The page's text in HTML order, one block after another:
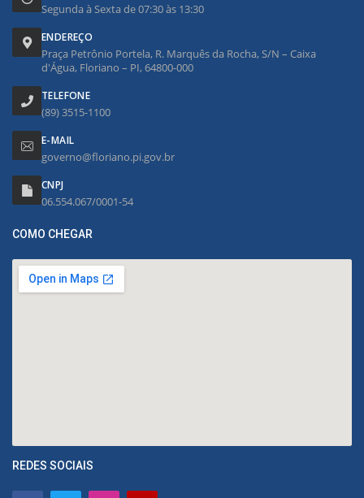
Segunda à Sexta de 07:30 às 13:30
ENDEREÇO
Praça Petrônio Portela, R. Marquês da Rocha, S/N – Caixa
d'Água, Floriano – PI, 64800-000
TELEFONE
(89) 3515-1100
E-MAIL
governo@floriano.pi.gov.br
CNPJ
06.554.067/0001-54
COMO CHEGAR
REDES SOCIAIS